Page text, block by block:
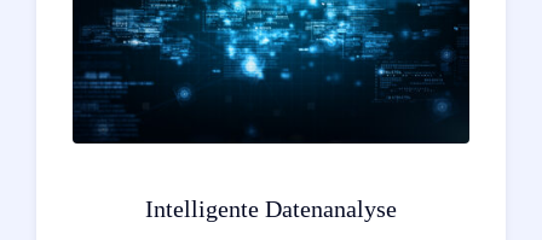
Intelligente Datenanalyse